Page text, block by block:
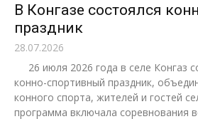
В Конгазе состоялся
праздник
28.07.2026
26 июля 2026 года в селе Конгаз
конно-спортивный праздник,
конного спорта, жителей и гостей
программа включала соревнования